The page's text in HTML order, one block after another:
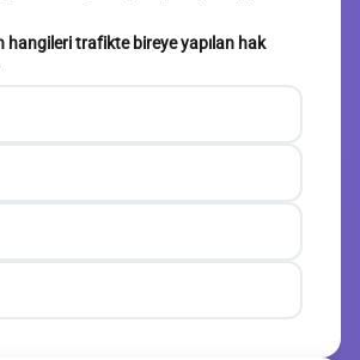
hangileri trafikte bireye yapılan hak